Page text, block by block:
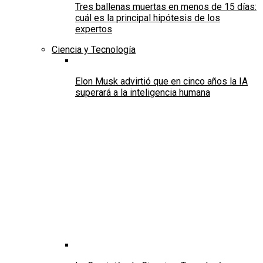
Tres ballenas muertas en menos de 15 días:
cuál es la principal hipótesis de los
expertos
Ciencia y Tecnología
Elon Musk advirtió que en cinco años la IA
superará a la inteligencia humana